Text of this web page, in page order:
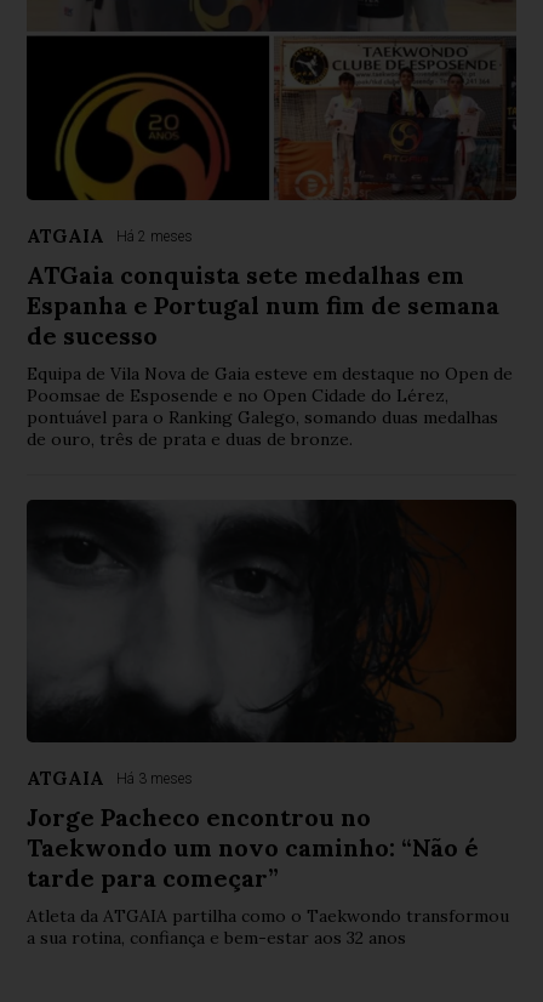
ATGAIA Há 2 meses
ATGaia conquista sete medalhas em
Espanha e Portugal num fim de semana
de sucesso
Equipa de Vila Nova de Gaia esteve em destaque no Open de
Poomsae de Esposende e no Open Cidade do Lérez,
pontuável para o Ranking Galego, somando duas medalhas
de ouro, três de prata e duas de bronze.
ATGAIA Há 3 meses
Jorge Pacheco encontrou no
Taekwondo um novo caminho: “Não é
tarde para começar”
Atleta da ATGAIA partilha como o Taekwondo transformou
a sua rotina, confiança e bem-estar aos 32 anos